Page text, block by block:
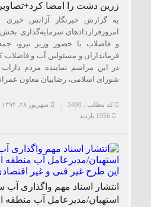
زرین دشت را امضا کرد+تصاویر
به گزارش خبرنگار آژانس خبری
امروزقراردادهای سرمایه‌گذاری
و فاضلاب با حضور وزیر نیرو،
فرمانداران و مسئولین آب و فاضلاب
در این مراسم نماینده مردم
شورای اسلامی، رضاییان معاون
کد مطلب : 3490
شهریور ۲۸, ۱۳۹۴ - 8:42 ق.ظ
انتشار اسناد مهم واگذاری آب